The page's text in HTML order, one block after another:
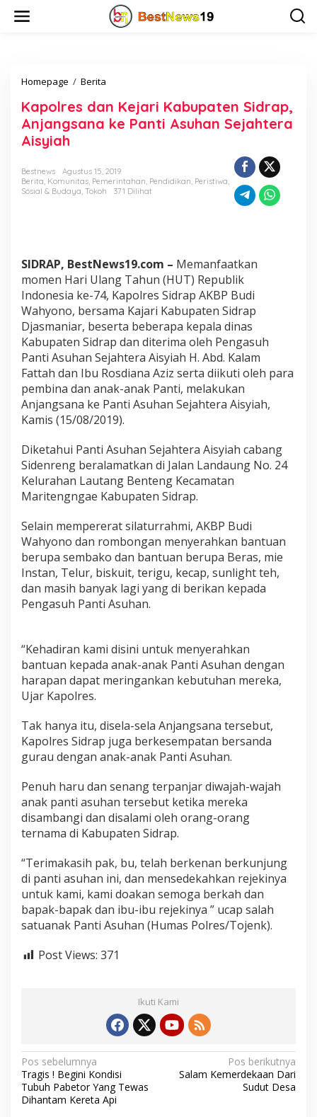
Homepage / Berita
p
o
s
d
a
r
i
K
a
b
p
a
t
e
n
S
r
a
p
,
A
j
a
n
g
s
a
n
e
P
a
n
A
s
u
h
n
S
e
a
t
e
r
a
A
i
y
Kapolres dan Kejari Kabupaten Sidrap,
Anjangsana ke Panti Asuhan Sejahtera
Aisyiah
Bestnews
Agustus 15, 2019
Berita, Komunitas, Pemerintahan, Pendidikan, Peristiwa,
Sosial & Budaya, Tokoh 371 Dilihat
SIDRAP, BestNews19.com – Memanfaatkan
momen Hari Ulang Tahun (HUT) Republik
Indonesia ke-74, Kapolres Sidrap AKBP Budi
Wahyono, bersama Kajari Kabupaten Sidrap
Djasmaniar, beserta beberapa kepala dinas
Kabupaten Sidrap dan diterima oleh Pengasuh
Panti Asuhan Sejahtera Aisyiah H. Abd. Kalam
Fattah dan Ibu Rosdiana Aziz serta diikuti oleh para
pembina dan anak-anak Panti, melakukan
Anjangsana ke Panti Asuhan Sejahtera Aisyiah,
Kamis (15/08/2019).
Diketahui Panti Asuhan Sejahtera Aisyiah cabang
Sidenreng beralamatkan di Jalan Landaung No. 24
Kelurahan Lautang Benteng Kecamatan
Maritengngae Kabupaten Sidrap.
Selain mempererat silaturrahmi, AKBP Budi
Wahyono dan rombongan menyerahkan bantuan
berupa sembako dan bantuan berupa Beras, mie
Instan, Telur, biskuit, terigu, kecap, sunlight teh,
dan masih banyak lagi yang di berikan kepada
Pengasuh Panti Asuhan.
“Kehadiran kami disini untuk menyerahkan
bantuan kepada anak-anak Panti Asuhan dengan
harapan dapat meringankan kebutuhan mereka,
Ujar Kapolres.
Tak hanya itu, disela-sela Anjangsana tersebut,
Kapolres Sidrap juga berkesempatan bersanda
gurau dengan anak-anak Panti Asuhan.
Penuh haru dan senang terpanjar diwajah-wajah
anak panti asuhan tersebut ketika mereka
disambangi dan disalami oleh orang-orang
ternama di Kabupaten Sidrap.
“Terimakasih pak, bu, telah berkenan berkunjung
di panti asuhan ini, dan mensedekahkan rejekinya
untuk kami, kami doakan semoga berkah dan
bapak-bapak dan ibu-ibu rejekinya ” ucap salah
satuanak Panti Asuhan (Humas Polres/Tojenk).
Post Views: 371
Ikuti Kami
N
a
v
Pos sebelumnya
Tragis ! Begini Kondisi
Tubuh Pabetor Yang Tewas
Dihantam Kereta Api
Pos berikutnya
Salam Kemerdekaan Dari
Sudut Desa